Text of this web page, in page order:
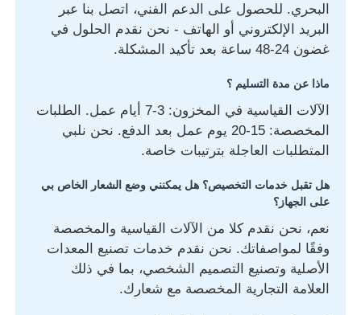
البحري. للحصول على الدعم الفني، اتصل بنا عبر
البريد الإلكتروني أو الهاتف - نحن نقدم الحلول في
غضون 24-48 ساعة بعد تأكيد المشكلة.
ماذا عن مدة التسليم ؟
الآلات القياسية في المخزون: 3-7 أيام عمل. الطلبات
المخصصة: 15-20 يوم عمل بعد الدفع. نحن نلبي
المتطلبات العاجلة بترتيبات خاصة.
هل تقبل خدمات التخصيص؟ هل يمكنني وضع الشعار الخاص بي
على الجهاز؟
نعم، نحن نقدم كلا من الآلات القياسية والمخصصة
وفقًا لمواصفاتك. نحن نقدم خدمات تصنيع المعدات
الأصلية وتصنيع التصميم الشخصي، بما في ذلك
العلامة التجارية المخصصة مع شعارك.